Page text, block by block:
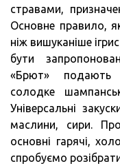
стравами,
Основне правило,
ніж вишуканіше
бути
«Брют» подають
солодке
Універсальні
маслини, сири.
основні гарячі,
спробуємо